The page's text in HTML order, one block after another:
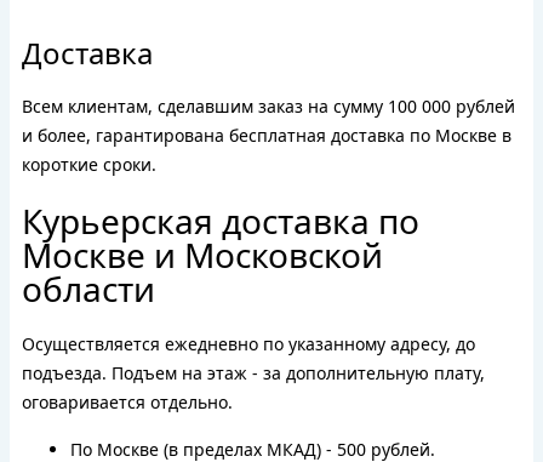
Доставка
Всем клиентам, сделавшим заказ на сумму 100 000 рублей
и более, гарантирована бесплатная доставка по Москве в
короткие сроки.
Курьерская доставка по
Москве и Московской
области
Осуществляется ежедневно по указанному адресу, до
подъезда. Подъем на этаж - за дополнительную плату,
оговаривается отдельно.
По Москве (в пределах МКАД) - 500 рублей.